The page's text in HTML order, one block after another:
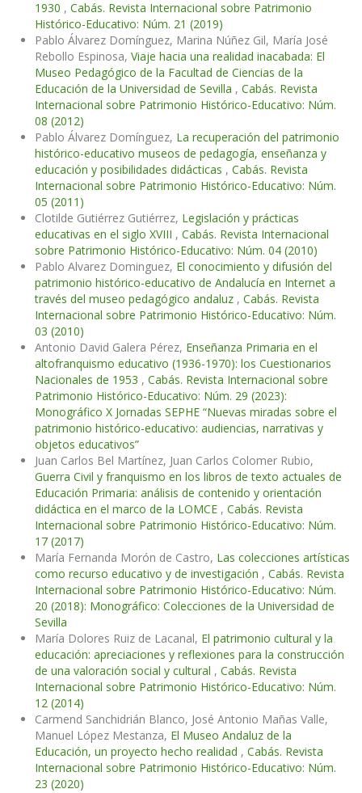
1930 , Cabás. Revista Internacional sobre Patrimonio
Histórico-Educativo: Núm. 21 (2019)
Pablo Álvarez Domínguez, Marina Núñez Gil, María José
Rebollo Espinosa, Viaje hacia una realidad inacabada: El
Museo Pedagógico de la Facultad de Ciencias de la
Educación de la Universidad de Sevilla , Cabás. Revista
Internacional sobre Patrimonio Histórico-Educativo: Núm.
08 (2012)
Pablo Álvarez Domínguez, La recuperación del patrimonio
histórico-educativo museos de pedagogía, enseñanza y
educación y posibilidades didácticas , Cabás. Revista
Internacional sobre Patrimonio Histórico-Educativo: Núm.
05 (2011)
Clotilde Gutiérrez Gutiérrez, Legislación y prácticas
educativas en el siglo XVIII , Cabás. Revista Internacional
sobre Patrimonio Histórico-Educativo: Núm. 04 (2010)
Pablo Alvarez Dominguez, El conocimiento y difusión del
patrimonio histórico-educativo de Andalucía en Internet a
través del museo pedagógico andaluz , Cabás. Revista
Internacional sobre Patrimonio Histórico-Educativo: Núm.
03 (2010)
Antonio David Galera Pérez, Enseñanza Primaria en el
altofranquismo educativo (1936-1970): los Cuestionarios
Nacionales de 1953 , Cabás. Revista Internacional sobre
Patrimonio Histórico-Educativo: Núm. 29 (2023):
Monográfico X Jornadas SEPHE “Nuevas miradas sobre el
patrimonio histórico-educativo: audiencias, narrativas y
objetos educativos”
Juan Carlos Bel Martínez, Juan Carlos Colomer Rubio,
Guerra Civil y franquismo en los libros de texto actuales de
Educación Primaria: análisis de contenido y orientación
didáctica en el marco de la LOMCE , Cabás. Revista
Internacional sobre Patrimonio Histórico-Educativo: Núm.
17 (2017)
María Fernanda Morón de Castro, Las colecciones artísticas
como recurso educativo y de investigación , Cabás. Revista
Internacional sobre Patrimonio Histórico-Educativo: Núm.
20 (2018): Monográfico: Colecciones de la Universidad de
Sevilla
María Dolores Ruiz de Lacanal, El patrimonio cultural y la
educación: apreciaciones y reflexiones para la construcción
de una valoración social y cultural , Cabás. Revista
Internacional sobre Patrimonio Histórico-Educativo: Núm.
12 (2014)
Carmend Sanchidrián Blanco, José Antonio Mañas Valle,
Manuel López Mestanza, El Museo Andaluz de la
Educación, un proyecto hecho realidad , Cabás. Revista
Internacional sobre Patrimonio Histórico-Educativo: Núm.
23 (2020)